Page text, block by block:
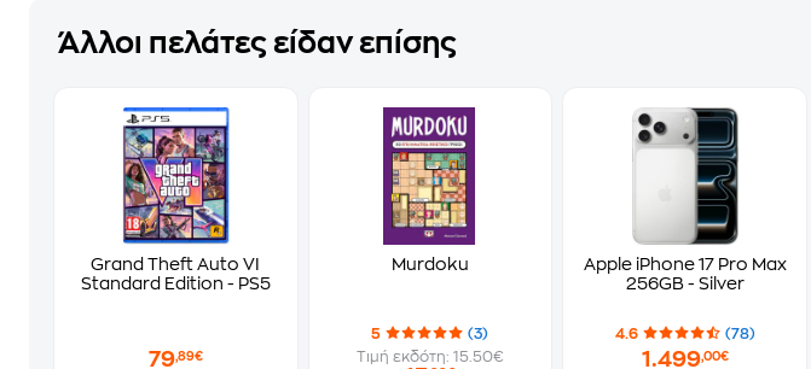
Άλλοι πελάτες είδαν επίσης
Grand Theft Auto VI
Standard Edition - PS5
79,89€
Murdoku
5
(3)
Τιμή εκδότη: 15.50€
Apple iPhone 17 Pro Max
256GB - Silver
4.6 (78)
1.499,00€